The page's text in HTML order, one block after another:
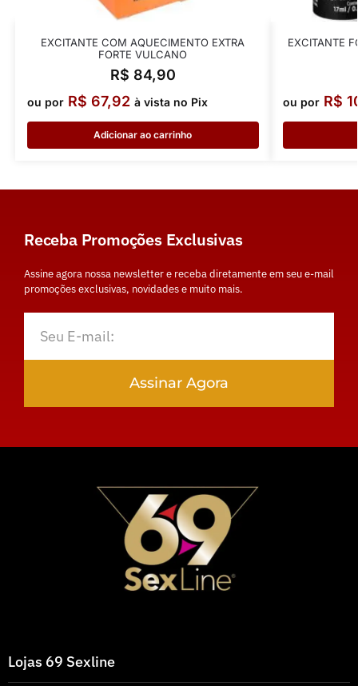
EXCITANTE COM AQUECIMENTO EXTRA
FORTE VULCANO
R$ 84,90
ou por R$ 67,92 à vista no Pix
Adicionar ao carrinho
EXCITANTE
ou por R$
Receba Promoções Exclusivas
Assine agora nossa newsletter e receba diretamente em seu e-mail
promoções exclusivas, novidades e muito mais.
Assinar Agora
Lojas 69 Sexline